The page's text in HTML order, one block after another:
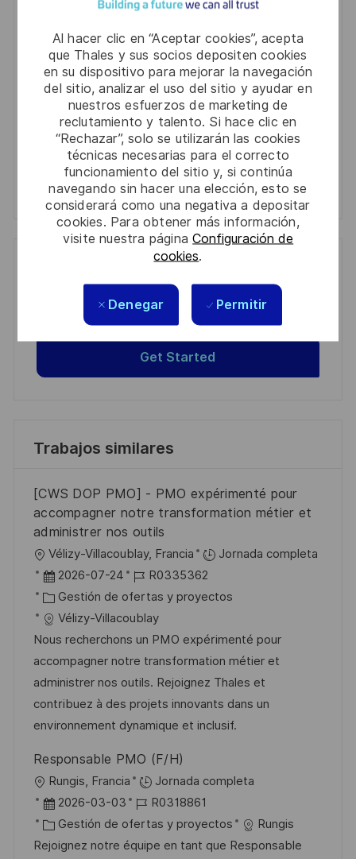
Al hacer clic en “Aceptar cookies”, acepta
que Thales y sus socios depositen cookies
en su dispositivo para mejorar la navegación
del sitio, analizar el uso del sitio y ayudar en
nuestros esfuerzos de marketing de
reclutamiento y talento. Si hace clic en
“Rechazar”, solo se utilizarán las cookies
técnicas necesarias para el correcto
funcionamiento del sitio y, si continúa
navegando sin hacer una elección, esto se
considerará como una negativa a depositar
cookies. Para obtener más información,
visite nuestra páginaConfiguración de
cookies.
Denegar Permitir
address
(Required)
Required
Revise y acepte los términos del procesamiento de
su información personal
Activar
Manage alerts
Manage alerts
based on your interests.
Get Started
Trabajos similares
[CWS DOP PMO] - PMO expérimenté pour
accompagner notre transformation métier et
administrer nos outils
U
b
c
a
c
i
ó
n
Vélizy-Villacoublay, Francia
Jornada completa
F
e
c
h
a
d
e
p
b
l
i
c
a
2026-07-24
I
D
d
e
e
m
p
l
o
R0335362
C
a
t
e
g
o
r
a
Gestión de ofertas y proyectos
Vélizy-Villacoublay
Nous recherchons un PMO expérimenté pour
accompagner notre transformation métier et
administrer nos outils. Rejoignez Thales et
contribuez à des projets innovants dans un
environnement dynamique et inclusif.
Responsable PMO (F/H)
U
b
c
Rungis, Francia
Jornada completa
F
e
c
2026-03-03
I
D
d
R0318861
C
a
Gestión de ofertas y proyectos
Rungis
Rejoignez notre équipe en tant que Responsable